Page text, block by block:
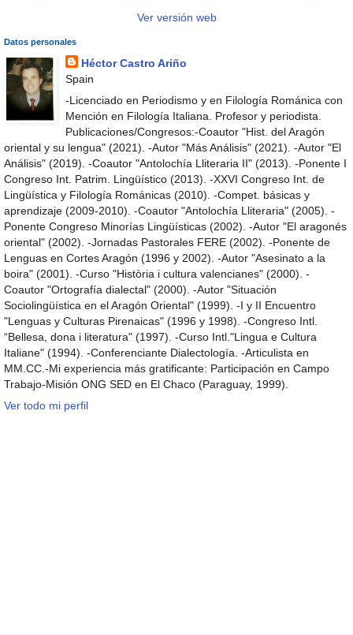
Ver versión web
Datos personales
Héctor Castro Ariño
Spain
-Licenciado en Periodismo y en Filología Románica con
Mención en Filología Italiana. Profesor y periodista.
Publicaciones/Congresos:-Coautor "Hist. del Aragón
oriental y su lengua" (2021). -Autor "Más Análisis" (2021). -Autor "El
Análisis" (2019). -Coautor "Antolochía Lliteraria II" (2013). -Ponente I
Congreso Int. Patrim. Lingüístico (2013). -XXVI Congreso Int. de
Lingüística y Filología Románicas (2010). -Compet. básicas y
aprendizaje (2009-2010). -Coautor "Antolochía Lliteraria" (2005). -
Ponente Congreso Minorías Lingüísticas (2002). -Autor "El aragonés
oriental" (2002). -Jornadas Pastorales FERE (2002). -Ponente de
Lenguas en Cortes Aragón (1996 y 2002). -Autor "Asesinato a la
boira" (2001). -Curso "Història i cultura valencianes" (2000). -
Coautor "Ortografía dialectal" (2000). -Autor "Situación
Sociolingüística en el Aragón Oriental" (1999). -I y II Encuentro
"Lenguas y Culturas Pirenaicas" (1996 y 1998). -Congreso Intl.
“Bellesa, dona i literatura" (1997). -Curso Intl."Lingua e Cultura
Italiane" (1994). -Conferenciante Dialectología. -Articulista en
MM.CC.-Mi experiencia más gratificante: Participación en Campo
Trabajo-Misión ONG SED en El Chaco (Paraguay, 1999).
Ver todo mi perfil